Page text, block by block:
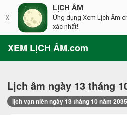
XEM LỊCH ÂM.com
Lịch âm ngày 13 tháng
lịch vạn niên ngày 13 tháng 10 năm 2035
X
LỊCH ÂM
Ứng dụng Xem Lịch Âm
xác nhất!